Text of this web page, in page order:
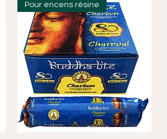
Pour encens résine